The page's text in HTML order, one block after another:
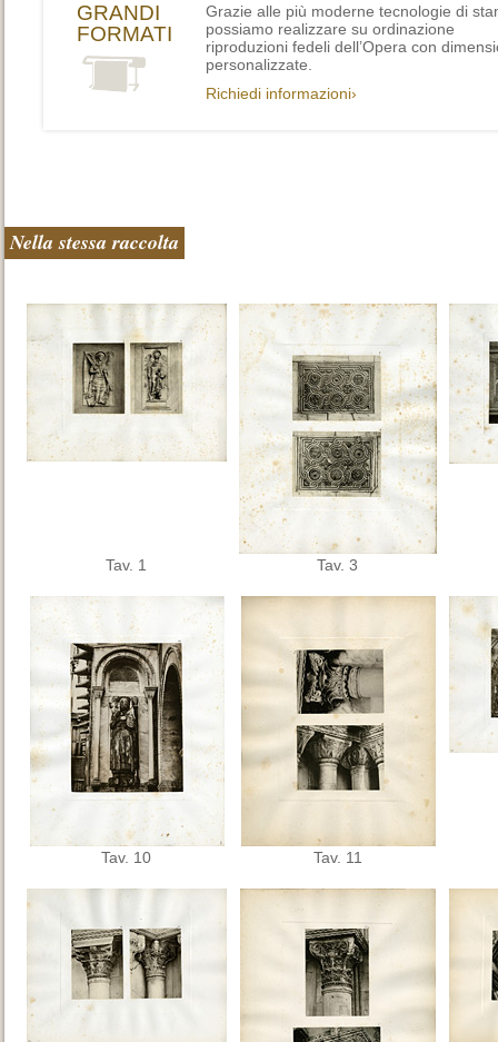
GRANDI
FORMATI
Grazie alle più moderne tecnologie di
possiamo realizzare su ordinazione
riproduzioni fedeli dell’Opera con
personalizzate.
Richiedi informazioni›
Nella stessa raccolta
Tav. 1 Tav. 3
Tav. 10 Tav. 11